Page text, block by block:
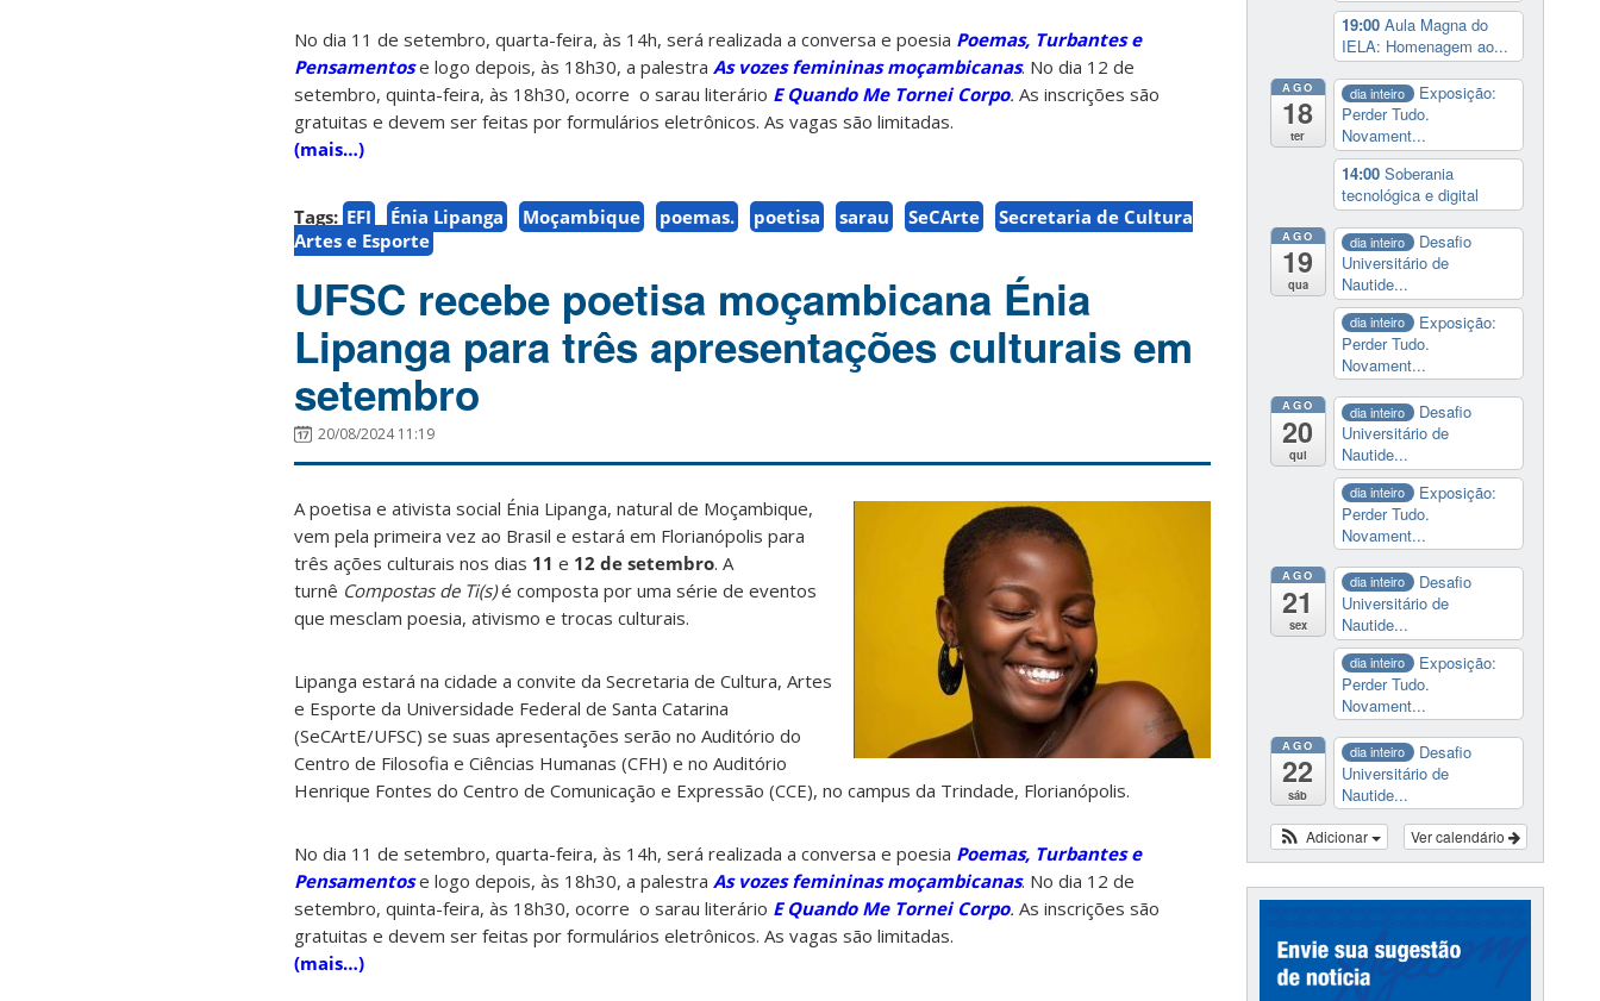
No dia 11 de setembro, quarta-feira, às 14h, será realizada a conversa e poesia Poemas, Turbantes e
Pensamentos e logo depois, às 18h30, a palestra As vozes femininas moçambicanas. No dia 12 de
setembro, quinta-feira, às 18h30, ocorre o sarau literário E Quando Me Tornei Corpo. As inscrições são
gratuitas e devem ser feitas por formulários eletrônicos. As vagas são limitadas.
(mais…)
Tags: EFI Énia Lipanga Moçambique poemas. poetisa sarau SeCArte
Secretaria de Cultura
Artes e Esporte
UFSC recebe poetisa moçambicana Énia
Lipanga para três apresentações culturais em
setembro
20/08/2024 11:19
A poetisa e ativista social Énia Lipanga, natural de Moçambique,
vem pela primeira vez ao Brasil e estará em Florianópolis para
três ações culturais nos dias 11 e 12 de setembro. A
turnê Compostas de Ti(s)é composta por uma série de eventos
que mesclam poesia, ativismo e trocas culturais.
Lipanga estará na cidade a convite da Secretaria de Cultura, Artes
e Esporte da Universidade Federal de Santa Catarina
(SeCArtE/UFSC) se suas apresentações serão no Auditório do
Centro de Filosofia e Ciências Humanas (CFH) e no Auditório
Henrique Fontes do Centro de Comunicação e Expressão (CCE), no campus da Trindade, Florianópolis.
No dia 11 de setembro, quarta-feira, às 14h, será realizada a conversa e poesia Poemas, Turbantes e
Pensamentos e logo depois, às 18h30, a palestra As vozes femininas moçambicanas. No dia 12 de
setembro, quinta-feira, às 18h30, ocorre o sarau literário E Quando Me Tornei Corpo. As inscrições são
gratuitas e devem ser feitas por formulários eletrônicos. As vagas são limitadas.
(mais…)
19:00 Aula Magna do
IELA: Homenagem ao...
AGO
18
ter
dia inteiro
Exposição:
Perder Tudo.
Novament...
14:00 Soberania
tecnológica e digital
AGO
19
qua
dia inteiro
Desafio
Universitário de
Nautide...
dia inteiro
Exposição:
Perder Tudo.
Novament...
AGO
20
qui
dia inteiro
Desafio
Universitário de
Nautide...
dia inteiro
Exposição:
Perder Tudo.
Novament...
AGO
21
sex
dia inteiro
Desafio
Universitário de
Nautide...
dia inteiro
Exposição:
Perder Tudo.
Novament...
AGO
22
sáb
dia inteiro
Desafio
Universitário de
Nautide...
Ver calendário
Adicionar